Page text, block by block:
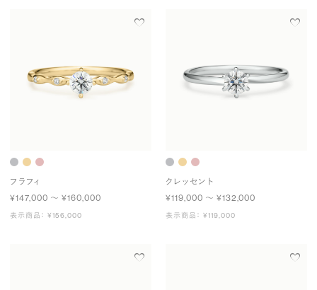
フラフィ
¥147,000 〜 ¥160,000
表示商品： ¥156,000
クレッセント
¥119,000 〜 ¥132,000
表示商品： ¥119,000